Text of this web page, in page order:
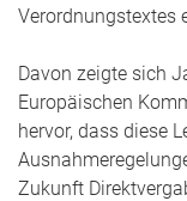
Verordnungstextes
Davon zeigte sich
Europäischen
hervor, dass diese
Zukunft